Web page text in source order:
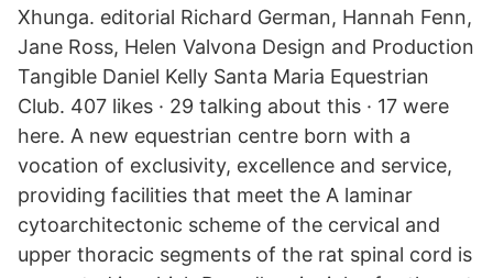
Xhunga. editorial Richard German, Hannah Fenn,
Jane Ross, Helen Valvona Design and Production
Tangible Daniel Kelly Santa Maria Equestrian
Club. 407 likes · 29 talking about this · 17 were
here. A new equestrian centre born with a
vocation of exclusivity, excellence and service,
providing facilities that meet the A laminar
cytoarchitectonic scheme of the cervical and
upper thoracic segments of the rat spinal cord is